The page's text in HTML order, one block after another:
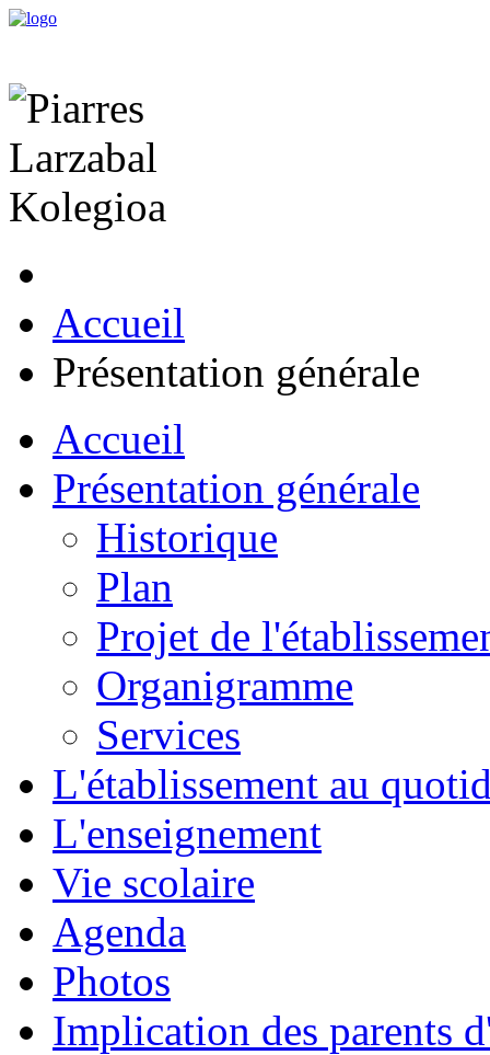
Accueil
Présentation générale
Accueil
Présentation générale
Historique
Plan
Projet de
Organigramme
Services
L'établissement au
L'enseignement
Vie scolaire
Agenda
Photos
Implication des parents